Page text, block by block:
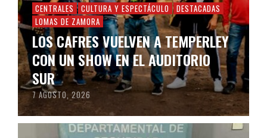
CENTRALES CULTURA Y ESPECTÁCULO
DESTACADAS
LOMAS DE ZAMORA
LOS CAFRES VUELVEN A TEMPERLEY
CON UN SHOW EN EL AUDITORIO
SUR
7 AGOSTO, 2026